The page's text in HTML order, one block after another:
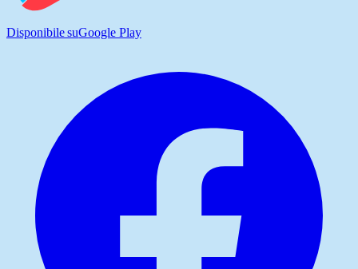
Disponibile suGoogle Play